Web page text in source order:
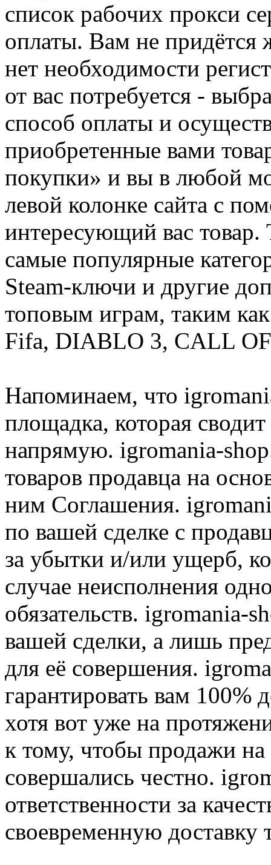
список рабочих прокси
оплаты. Вам не придётся
нет необходимости
от вас потребуется -
способ оплаты и
приобретенные вами
покупки» и вы в любой
левой колонке сайта с
интересующий вас
самые популярные
Steam-ключи и другие
топовым играм, таким
Fifa, DIABLO 3, CALL
Напоминаем, что
площадка, которая
напрямую. igromania-
товаров продавца на
ним Соглашения.
по вашей сделке с
за убытки и/или ущерб,
случае неисполнения
обязательств. igromania-
вашей сделки, а лишь
для её совершения.
гарантировать вам 100%
хотя вот уже на
к тому, чтобы продажи
совершались честно.
ответственности за
своевременную доставку